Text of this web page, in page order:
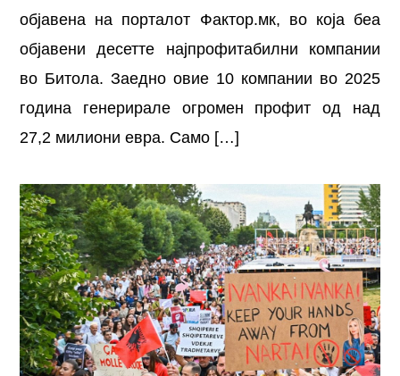
објавена на порталот Фактор.мк, во која беа
објавени десетте најпрофитабилни компании
во Битола. Заедно овие 10 компании во 2025
година генерирале огромен профит од над
27,2 милиони евра. Само […]